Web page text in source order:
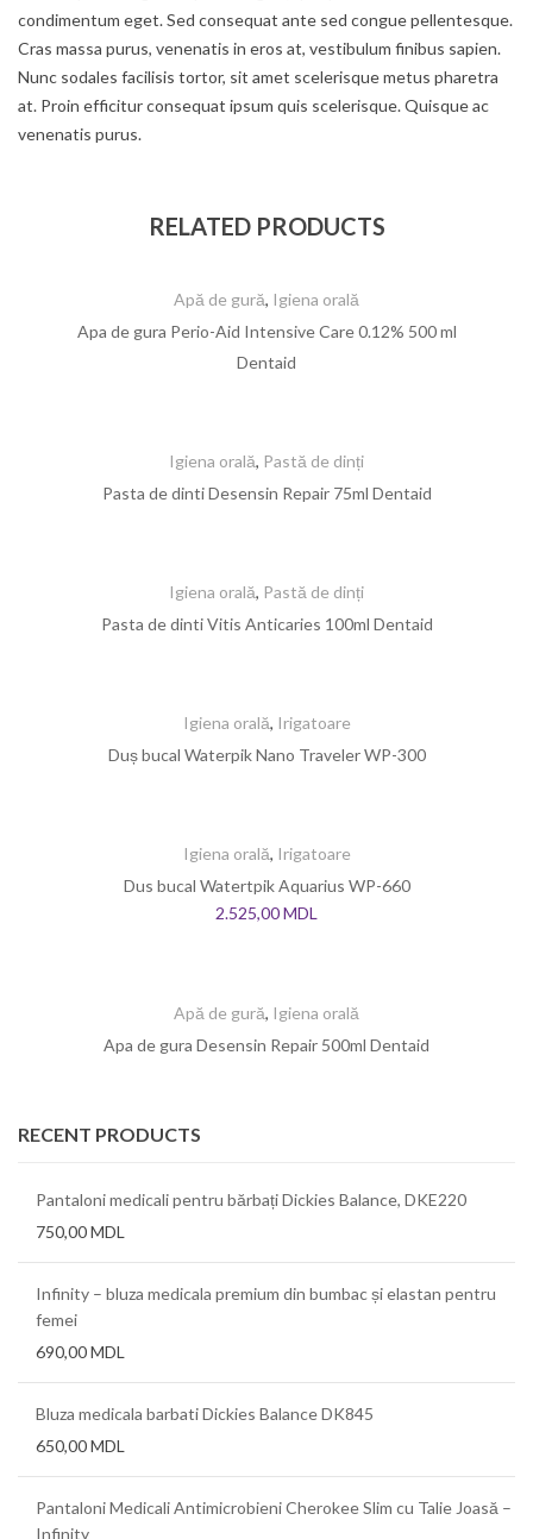
condimentum eget. Sed consequat ante sed congue pellentesque.
Cras massa purus, venenatis in eros at, vestibulum finibus sapien.
Nunc sodales facilisis tortor, sit amet scelerisque metus pharetra
at. Proin efficitur consequat ipsum quis scelerisque. Quisque ac
venenatis purus.
RELATED PRODUCTS
Apă de gură, Igiena orală
Apa de gura Perio-Aid Intensive Care 0.12% 500 ml
Dentaid
Igiena orală, Pastă de dinți
Pasta de dinti Desensin Repair 75ml Dentaid
Igiena orală, Pastă de dinți
Pasta de dinti Vitis Anticaries 100ml Dentaid
Igiena orală, Irigatoare
Duș bucal Waterpik Nano Traveler WP-300
Igiena orală, Irigatoare
Dus bucal Watertpik Aquarius WP-660
2.525,00MDL
Apă de gură, Igiena orală
Apa de gura Desensin Repair 500ml Dentaid
RECENT PRODUCTS
Pantaloni medicali pentru bărbați Dickies Balance, DKE220
750,00MDL
Infinity – bluza medicala premium din bumbac și elastan pentru
femei
690,00MDL
Bluza medicala barbati Dickies Balance DK845
650,00MDL
Pantaloni Medicali Antimicrobieni Cherokee Slim cu Talie Joasă –
Infinity